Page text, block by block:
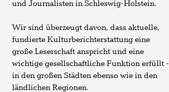
und Journalisten in Schleswig-Holstein.
Wir sind überzeugt davon, dass aktuelle,
fundierte Kulturberichterstattung eine
große Leserschaft anspricht und eine
wichtige gesellschaftliche Funktion erfüllt -
in den großen Städten ebenso wie in den
ländlichen Regionen.